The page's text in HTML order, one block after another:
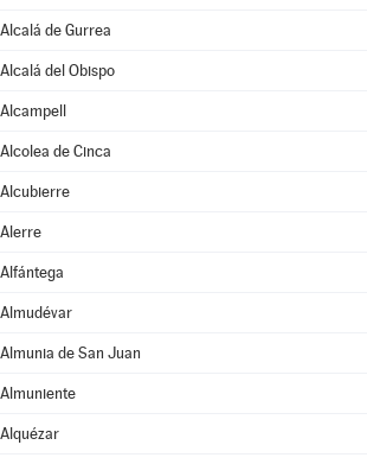
Alcalá de Gurrea
Alcalá del Obispo
Alcampell
Alcolea de Cinca
Alcubierre
Alerre
Alfántega
Almudévar
Almunia de San Juan
Almuniente
Alquézar